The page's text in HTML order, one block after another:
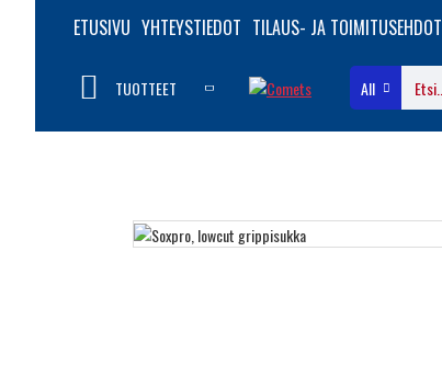
ETUSIVU YHTEYSTIEDOT TILAUS- JA TOIMITUSEHDOT
TUOTTEET All